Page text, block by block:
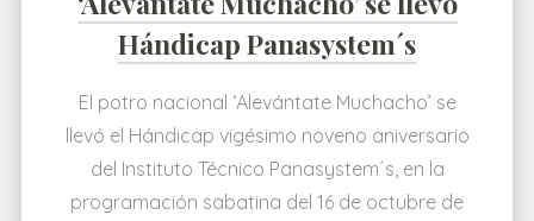
Hándicap Panasystem´s
El potro nacional ‘Alevántate Muchacho’ se
llevó el Hándicap vigésimo noveno aniversario
del Instituto Técnico Panasystem´s, en la
programación sabatina del 16 de octubre de